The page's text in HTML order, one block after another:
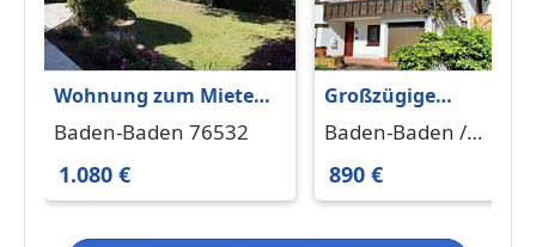
Wohnung zum Mieten
in Baden-Baden 1.080 €
Baden-Baden 76532
1.080 €
Großzügige
Klimaanlage.
Baden-Baden /
Oberbeuern 76534
890 €